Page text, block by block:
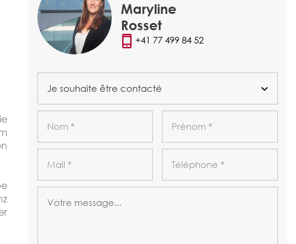
Maryline
Rosset
+41 77 499 84 52